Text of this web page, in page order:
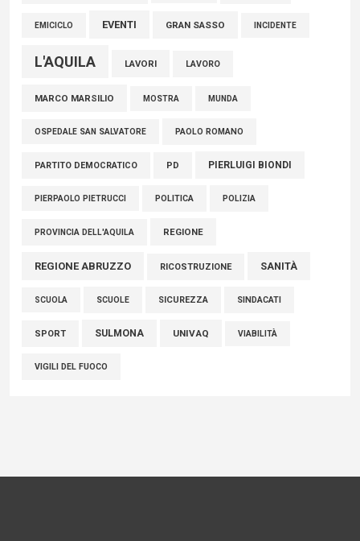
EMICICLO EVENTI GRAN SASSO INCIDENTE
L'AQUILA LAVORI LAVORO
MARCO MARSILIO MOSTRA MUNDA
OSPEDALE SAN SALVATORE PAOLO ROMANO
PARTITO DEMOCRATICO PD PIERLUIGI BIONDI
PIERPAOLO PIETRUCCI POLITICA POLIZIA
PROVINCIA DELL'AQUILA REGIONE
REGIONE ABRUZZO RICOSTRUZIONE SANITÀ
SCUOLA SCUOLE SICUREZZA SINDACATI
SPORT SULMONA UNIVAQ VIABILITÀ
VIGILI DEL FUOCO